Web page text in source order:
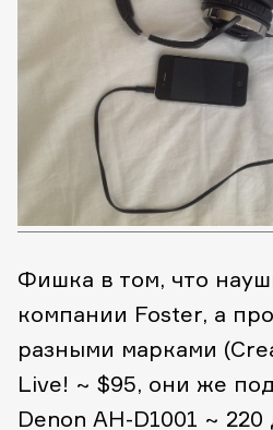
Фишка в том, что
компании Foster, а
разными марками
Live! ~ $95, они же
Denon AH-D1001 ~